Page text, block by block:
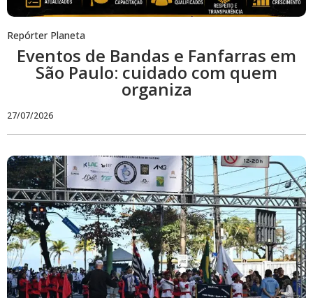
Repórter Planeta
Eventos de Bandas e Fanfarras em
São Paulo: cuidado com quem
organiza
27/07/2026